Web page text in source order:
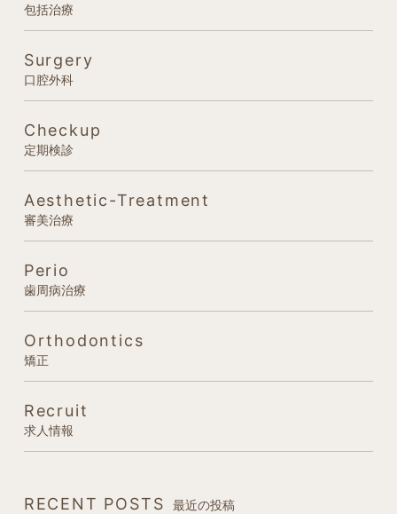
包括治療
Surgery
口腔外科
Checkup
定期検診
Aesthetic-Treatment
審美治療
Perio
歯周病治療
Orthodontics
矯正
Recruit
求人情報
RECENT POSTS 最近の投稿